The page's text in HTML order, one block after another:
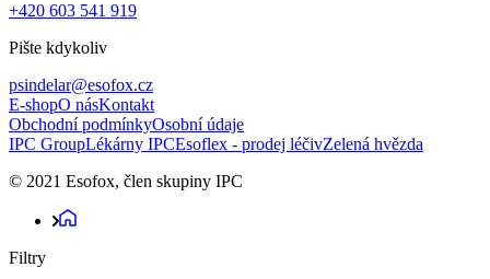
+420 603 541 919
Pište kdykoliv
psindelar@esofox.cz
E-shopO násKontakt
Obchodní podmínkyOsobní údaje
IPC GroupLékárny IPCEsoflex - prodej léčivZelená hvězda
© 2021 Esofox, člen skupiny IPC
Filtry